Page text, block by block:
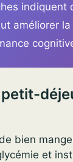
indiquent
améliorer
bien
et